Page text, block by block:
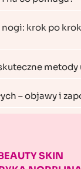
krok po
metody
– objawy i
SKIN